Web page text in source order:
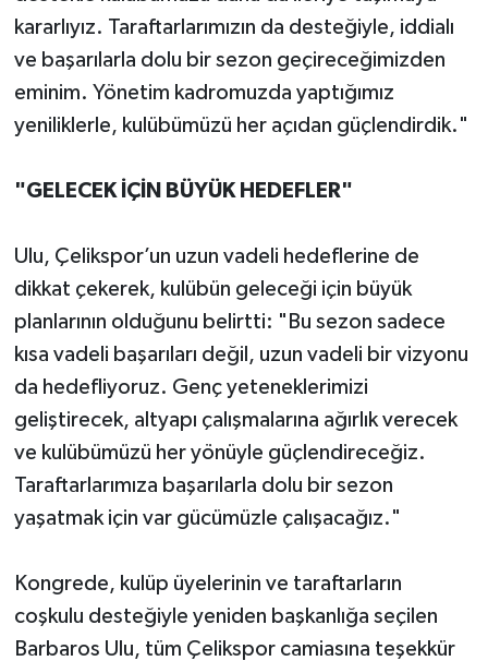
kararlıyız. Taraftarlarımızın da desteğiyle, iddialı
ve başarılarla dolu bir sezon geçireceğimizden
eminim. Yönetim kadromuzda yaptığımız
yeniliklerle, kulübümüzü her açıdan güçlendirdik."
"GELECEK İÇİN BÜYÜK HEDEFLER"
Ulu, Çelikspor’un uzun vadeli hedeflerine de
dikkat çekerek, kulübün geleceği için büyük
planlarının olduğunu belirtti: "Bu sezon sadece
kısa vadeli başarıları değil, uzun vadeli bir vizyonu
da hedefliyoruz. Genç yeteneklerimizi
geliştirecek, altyapı çalışmalarına ağırlık verecek
ve kulübümüzü her yönüyle güçlendireceğiz.
Taraftarlarımıza başarılarla dolu bir sezon
yaşatmak için var gücümüzle çalışacağız."
Kongrede, kulüp üyelerinin ve taraftarların
coşkulu desteğiyle yeniden başkanlığa seçilen
Barbaros Ulu, tüm Çelikspor camiasına teşekkür